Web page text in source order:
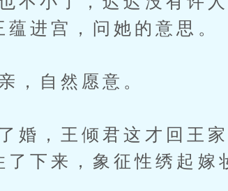
进宫，问她的意思。
自然愿意。
，王倾君这才回王家
下来，象征性绣起嫁